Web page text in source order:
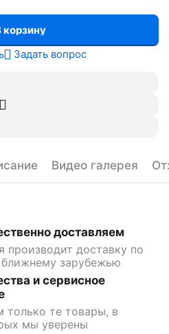
корзину
Задать вопрос
Видео галерея
доставляем
производит доставку по
зарубежью
и сервисное
только те товары, в
мы уверены